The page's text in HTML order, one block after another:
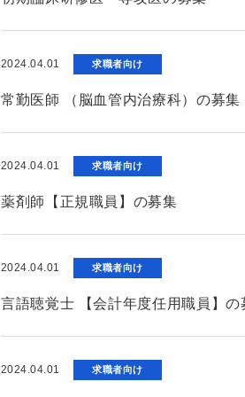
2024.04.01 求職者向け
常勤医師 （脳血管内治療科）の募集
2024.04.01 求職者向け
薬剤師【正規職員】の募集
2024.04.01 求職者向け
言語聴覚士 【会計年度任用職員】の
2024.04.01 求職者向け